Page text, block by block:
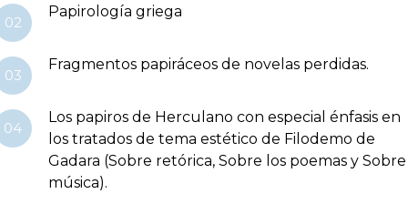
02
Papirología griega
03
Fragmentos papiráceos de novelas perdidas.
04
Los papiros de Herculano con especial énfasis en
los tratados de tema estético de Filodemo de
Gadara (Sobre retórica, Sobre los poemas y Sobre
música).